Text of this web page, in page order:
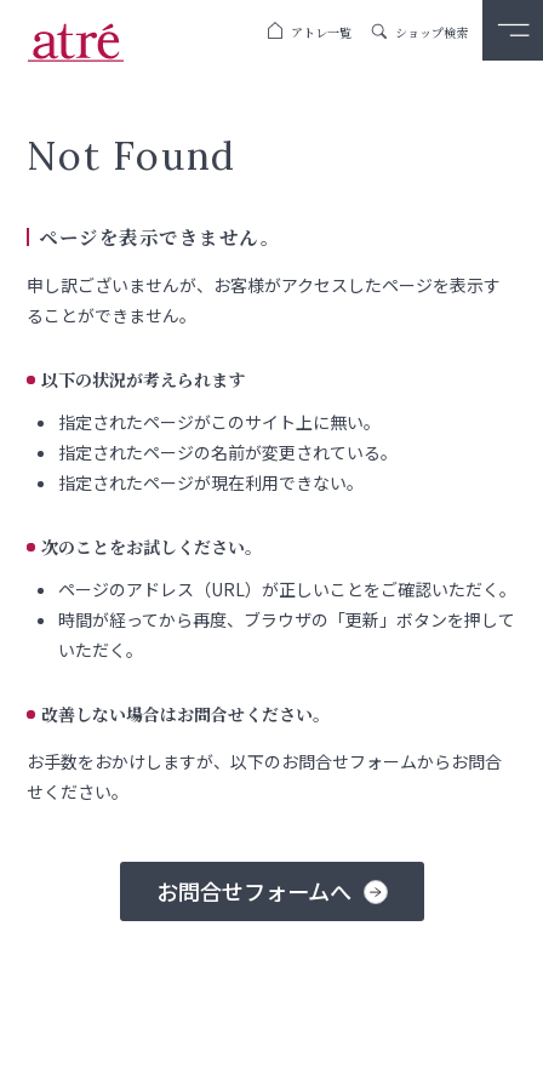
アトレ一覧 ショップ検索
Not Found
ページを表示できません。
申し訳ございませんが、お客様がアクセスしたページを表示す
ることができません。
以下の状況が考えられます
指定されたページがこのサイト上に無い。
指定されたページの名前が変更されている。
指定されたページが現在利用できない。
次のことをお試しください。
ページのアドレス（URL）が正しいことをご確認いただく。
時間が経ってから再度、ブラウザの「更新」ボタンを押して
いただく。
改善しない場合はお問合せください。
お手数をおかけしますが、以下のお問合せフォームからお問合
せください。
お問合せフォームへ